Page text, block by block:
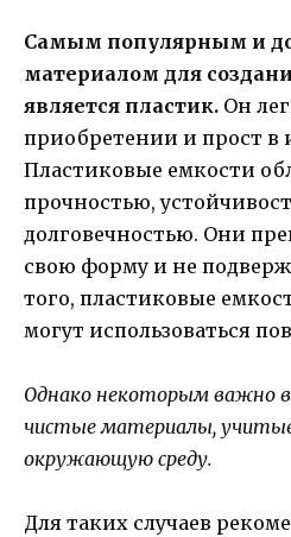
Самым популярным и
материалом для
является пластик. Он
приобретении и прост в
Пластиковые емкости
прочностью,
долговечностью. Они
свою форму и не
того, пластиковые
могут использоваться
Однако некоторым важно
чистые материалы,
окружающую среду.
Для таких случаев